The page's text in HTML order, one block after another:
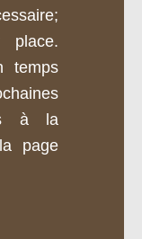
place.
temps
à la
page